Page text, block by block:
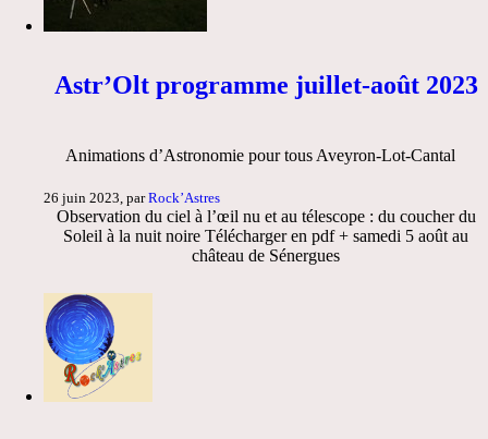
Astr’Olt programme juillet-août 2023
Animations d’Astronomie pour tous Aveyron-Lot-Cantal
26 juin 2023, parRock’Astres
Observation du ciel à l’œil nu et au télescope : du coucher du
Soleil à la nuit noire Télécharger en pdf + samedi 5 août au
château de Sénergues